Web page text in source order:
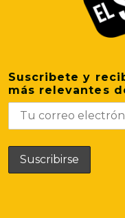
Suscribete y
más relevantes